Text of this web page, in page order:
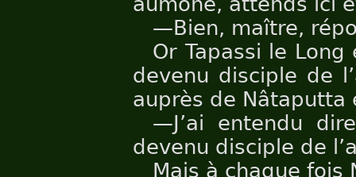
—Bien, maître,
Or Tapassi le
devenu disciple de
auprès de
—J’ai entendu
devenu disciple de
Mais à chaque